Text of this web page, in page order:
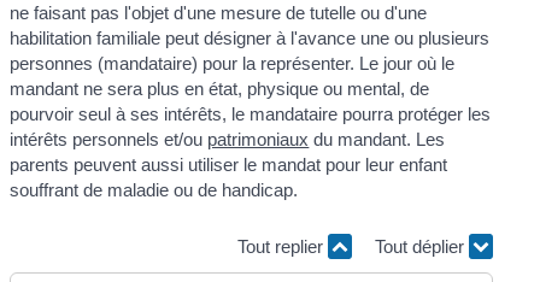
ne faisant pas l'objet d'une mesure de tutelle ou d'une
habilitation familiale peut désigner à l'avance une ou plusieurs
personnes (mandataire) pour la représenter. Le jour où le
mandant ne sera plus en état, physique ou mental, de
pourvoir seul à ses intérêts, le mandataire pourra protéger les
intérêts personnels et/ou patrimoniaux du mandant. Les
parents peuvent aussi utiliser le mandat pour leur enfant
souffrant de maladie ou de handicap.
Tout replier Tout déplier